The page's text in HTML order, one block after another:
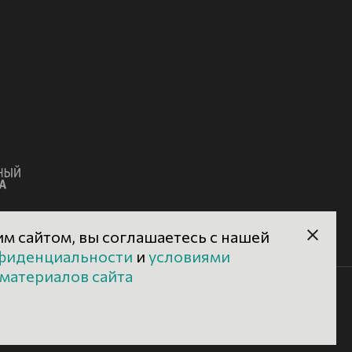
сайтом, вы соглашаетесь с нашей
и условиями
сайта